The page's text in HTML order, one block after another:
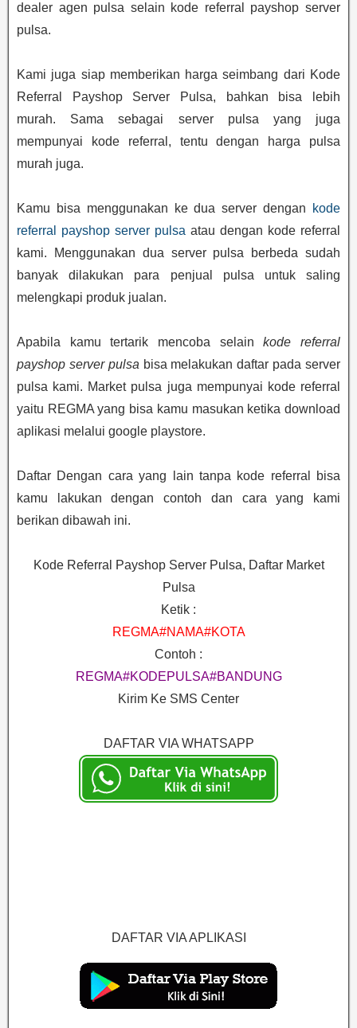
dealer agen pulsa selain kode referral payshop server
pulsa.
Kami juga siap memberikan harga seimbang dari Kode
Referral Payshop Server Pulsa, bahkan bisa lebih
murah. Sama sebagai server pulsa yang juga
mempunyai kode referral, tentu dengan harga pulsa
murah juga.
Kamu bisa menggunakan ke dua server dengan
kode
referral payshop server pulsa atau dengan kode referral
kami. Menggunakan dua server pulsa berbeda sudah
banyak dilakukan para penjual pulsa untuk saling
melengkapi produk jualan.
Apabila kamu tertarik mencoba selainkode referral
payshop server pulsa bisa melakukan daftar pada server
pulsa kami. Market pulsa juga mempunyai kode referral
yaitu REGMA yang bisa kamu masukan ketika download
aplikasi melalui google playstore.
Daftar Dengan cara yang lain tanpa kode referral bisa
kamu lakukan dengan contoh dan cara yang kami
berikan dibawah ini.
Kode Referral Payshop Server Pulsa, Daftar Market
Pulsa
Ketik :
REGMA#NAMA#KOTA
Contoh :
REGMA#KODEPULSA#BANDUNG
Kirim Ke SMS Center
DAFTAR VIA WHATSAPP
DAFTAR VIA APLIKASI